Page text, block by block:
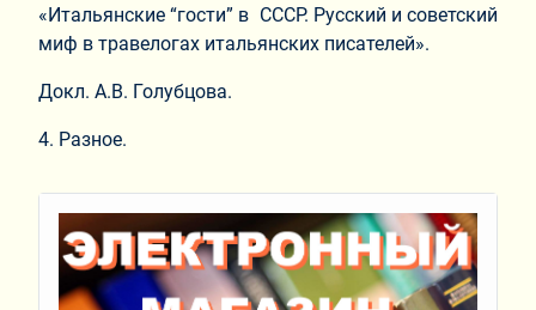
«Итальянские “гости” в СССР. Русский и советский
миф в травелогах итальянских писателей».
Докл. А.В. Голубцова.
4. Разное.